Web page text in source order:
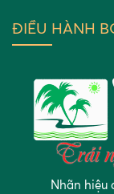
ĐIỀU HÀNH
Nhãn hiệu